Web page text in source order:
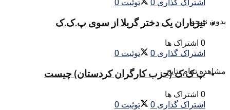
بدون نتیجه
مشاهده تمام نتایج
اشتراک گذاری 0 توئیت 0
تیرباران یک دختر گریلا از سوی پ.ک.ک
0 اشتراک ها
اشتراک گذاری 0 توئیت 0
پ ک ک (حزب کارگران کردستان) چیست
0 اشتراک ها
اشتراک گذاری 0 توئیت 0